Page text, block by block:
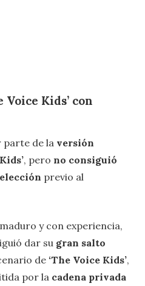
Voice Kids’ con
de la versión
, pero no consiguió
previo al
y con experiencia,
dar su gran salto
de ‘The Voice Kids’,
por la cadena privada